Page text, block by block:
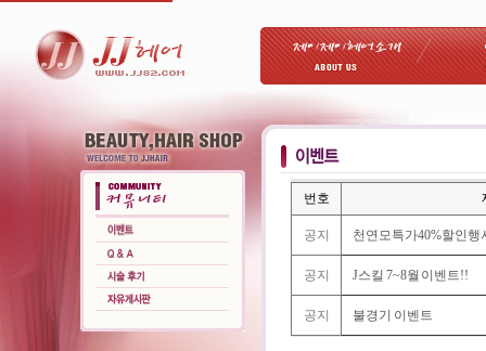
번호
공지 천연모특가40%할인행
공지 J스킬 7~8월 이벤트!!
공지 불경기 이벤트